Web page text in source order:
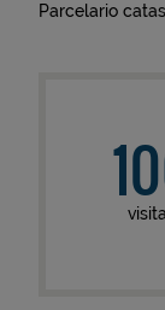
Parcelario